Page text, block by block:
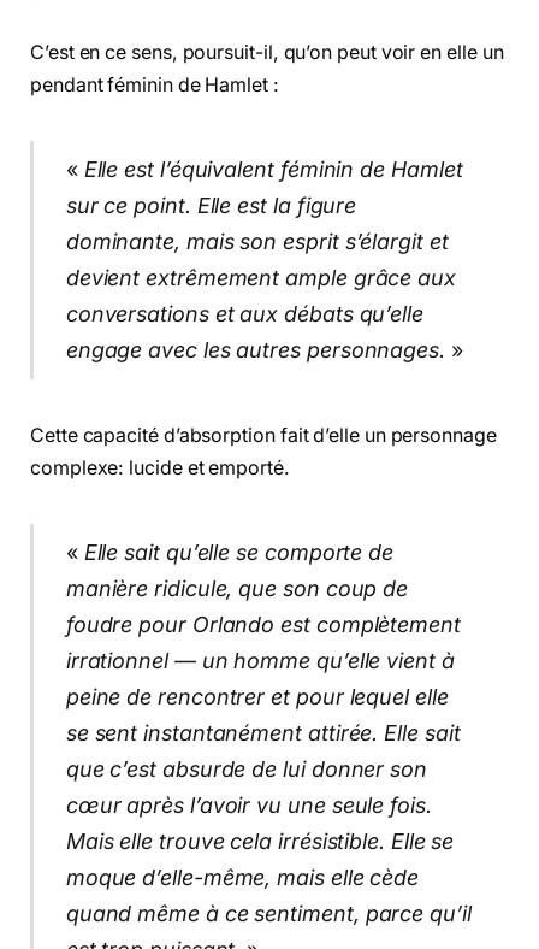
C’est en ce sens, poursuit-il, qu’on peut voir en elle un
pendant féminin de Hamlet :
« Elle est l’équivalent féminin de Hamlet
sur ce point. Elle est la figure
dominante, mais son esprit s’élargit et
devient extrêmement ample grâce aux
conversations et aux débats qu’elle
engage avec les autres personnages. »
Cette capacité d’absorption fait d’elle un personnage
complexe: lucide et emporté.
« Elle sait qu’elle se comporte de
manière ridicule, que son coup de
foudre pour Orlando est complètement
irrationnel — un homme qu’elle vient à
peine de rencontrer et pour lequel elle
se sent instantanément attirée. Elle sait
que c’est absurde de lui donner son
cœur après l’avoir vu une seule fois.
Mais elle trouve cela irrésistible. Elle se
moque d’elle-même, mais elle cède
quand même à ce sentiment, parce qu’il